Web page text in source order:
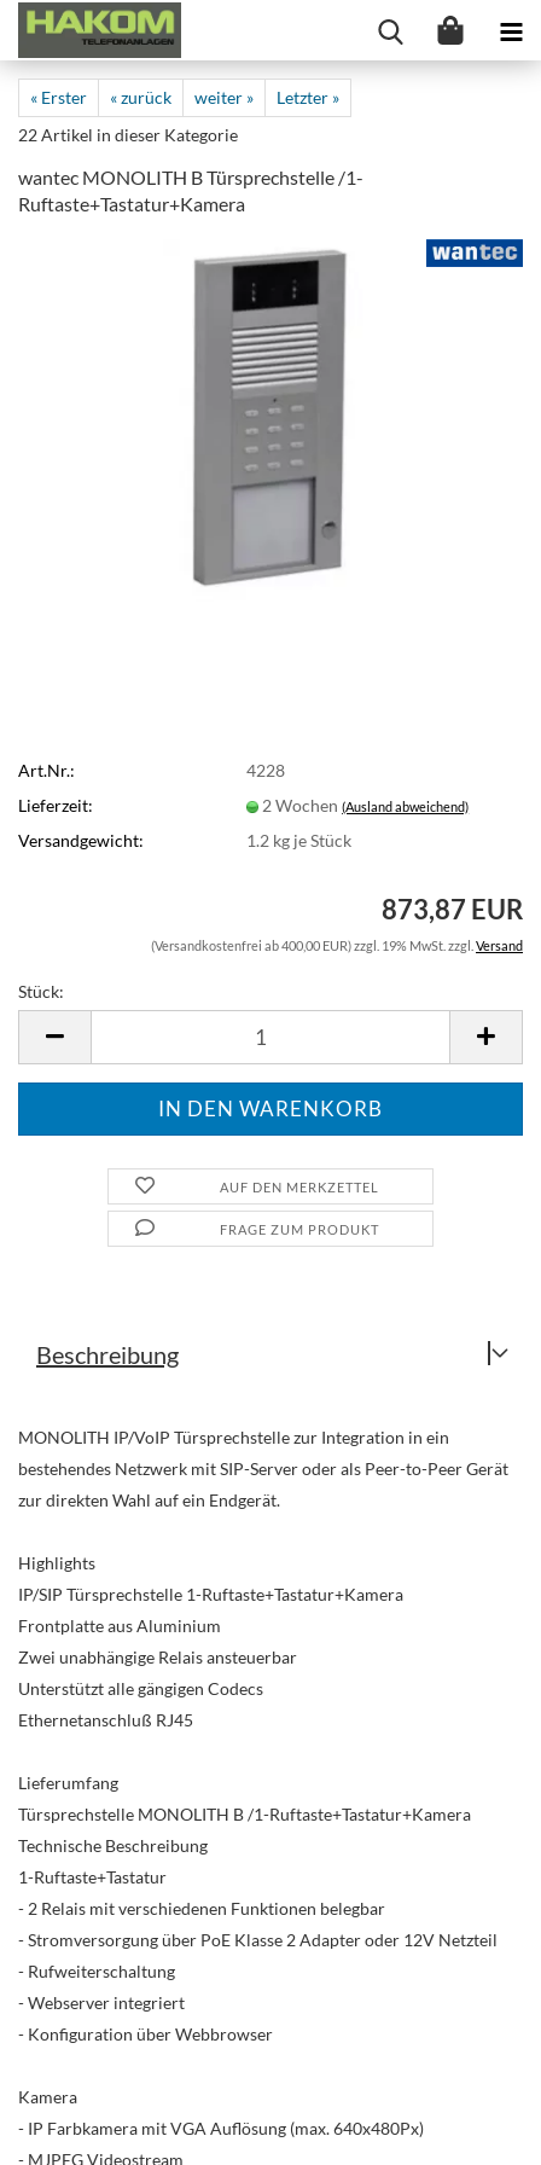
« Erster « zurück weiter »
Letzter »
22Artikel in dieser Kategorie
wantec MONOLITH B Türsprechstelle /1-
Ruftaste+Tastatur+Kamera
Art.Nr.:
4228
Lieferzeit:
2 Wochen(Ausland abweichend)
Versandgewicht: 1.2 kg je Stück
873,87 EUR
(Versandkostenfrei ab 400,00 EUR) zzgl. 19% MwSt. zzgl. Versand
Stück:
AUF DEN MERKZETTEL
FRAGE ZUM PRODUKT
Beschreibung
MONOLITH IP/VoIP Türsprechstelle zur Integration in ein
bestehendes Netzwerk mit SIP-Server oder als Peer-to-Peer Gerät
zur direkten Wahl auf ein Endgerät.
Highlights
IP/SIP Türsprechstelle 1-Ruftaste+Tastatur+Kamera
Frontplatte aus Aluminium
Zwei unabhängige Relais ansteuerbar
Unterstützt alle gängigen Codecs
Ethernetanschluß RJ45
Lieferumfang
Türsprechstelle MONOLITH B /1-Ruftaste+Tastatur+Kamera
Technische Beschreibung
1-Ruftaste+Tastatur
- 2 Relais mit verschiedenen Funktionen belegbar
- Stromversorgung über PoE Klasse 2 Adapter oder 12V Netzteil
- Rufweiterschaltung
- Webserver integriert
- Konfiguration über Webbrowser
Kamera
- IP Farbkamera mit VGA Auflösung (max. 640x480Px)
- MJPEG Videostream